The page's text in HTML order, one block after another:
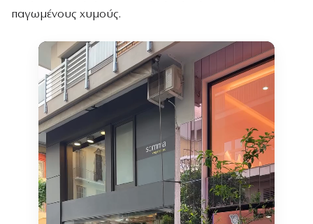
παγωμένους χυμούς.